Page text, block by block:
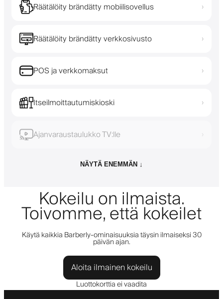
Räätälöity brändätty mobiilisovellus ›
Räätälöity brändätty verkkosivusto ›
POS ja verkkomaksut ›
Itseilmoittautumiskioski ›
Ajanvaraustaulukko TV:lle ›
NÄYTÄ ENEMMÄN ↓
Kokeilu on ilmaista.
Toivomme, että kokeilet
Käytä kaikkia Barberly-ominaisuuksia täysin ilmaiseksi 30
päivän ajan.
Aloita ilmainen kokeilu
Luottokorttia ei vaadita